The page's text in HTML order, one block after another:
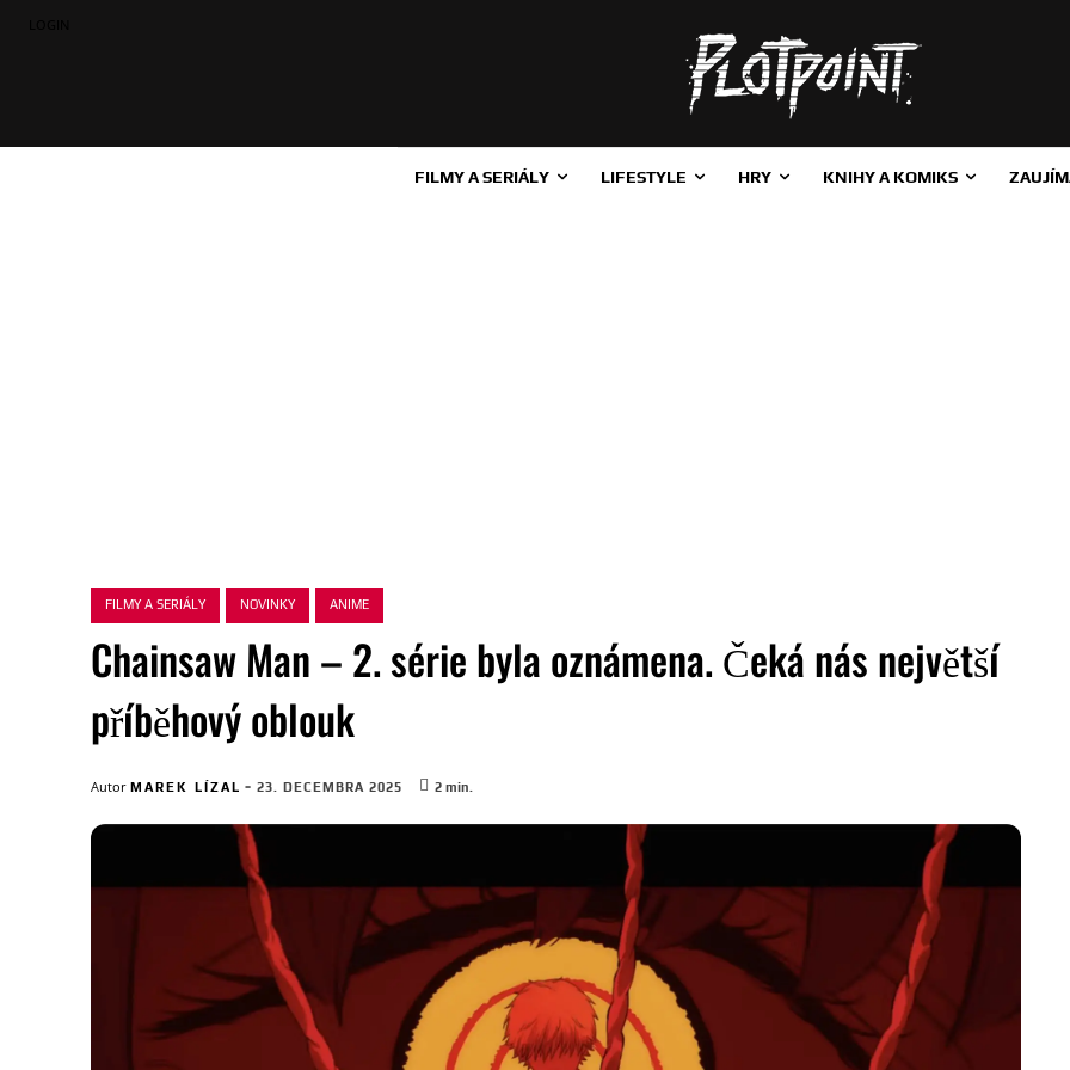
FILMY A SERIÁLY LIFESTYLE HRY KNIHY A KOMIKS
FILMY A SERIÁLY NOVINKY ANIME
Chainsaw Man – 2. série byla oznámena. Čeká nás největší
příběhový oblouk
Autor MAREK LÍZAL - 23. DECEMBRA 2025 2 min.